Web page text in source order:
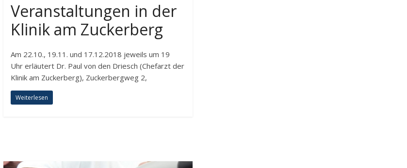
Veranstaltungen in der
Klinik am Zuckerberg
Am 22.10., 19.11. und 17.12.2018 jeweils um 19
Uhr erläutert Dr. Paul von den Driesch (Chefarzt der
Klinik am Zuckerberg), Zuckerbergweg 2,
Weiterlesen